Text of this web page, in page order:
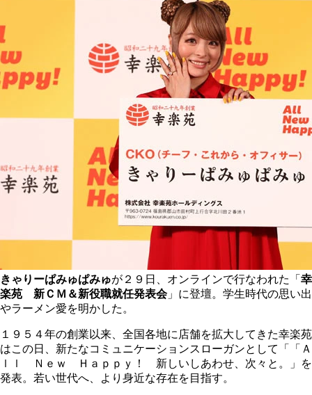
きゃりーぱみゅぱみゅが２９日、オンラインで行なわれた「 幸
楽苑 新ＣＭ＆新役職就任発表会」に登壇。学生時代の思い出
やラーメン愛を明かした。
１９５４年の創業以来、全国各地に店舗を拡大してきた幸楽苑
はこの日、新たなコミュニケーションスローガンとして「「Ａ
ｌｌ Ｎｅｗ Ｈａｐｐｙ！ 新しいしあわせ、次々と。」を
発表。若い世代へ、より身近な存在を目指す。